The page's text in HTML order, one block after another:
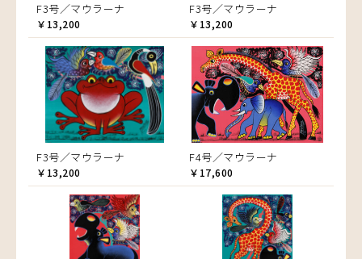
F3号／マウラーナ
￥13,200
F3号／マウラーナ
￥13,200
F3号／マウラーナ
￥13,200
F4号／マウラーナ
￥17,600